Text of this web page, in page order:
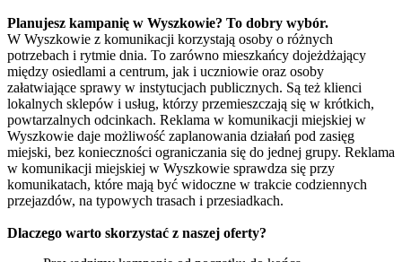
Planujesz kampanię w Wyszkowie? To dobry wybór.
W Wyszkowie z komunikacji korzystają osoby o różnych
potrzebach i rytmie dnia. To zarówno mieszkańcy dojeżdżający
między osiedlami a centrum, jak i uczniowie oraz osoby
załatwiające sprawy w instytucjach publicznych. Są też klienci
lokalnych sklepów i usług, którzy przemieszczają się w krótkich,
powtarzalnych odcinkach. Reklama w komunikacji miejskiej w
Wyszkowie daje możliwość zaplanowania działań pod zasięg
miejski, bez konieczności ograniczania się do jednej grupy. Reklama
w komunikacji miejskiej w Wyszkowie sprawdza się przy
komunikatach, które mają być widoczne w trakcie codziennych
przejazdów, na typowych trasach i przesiadkach.
Dlaczego warto skorzystać z naszej oferty?